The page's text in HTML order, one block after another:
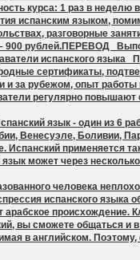
курса: 1 раз в неделю
испанским языком,
разговорные
900 рублей.ПЕРЕВОД
испанского
сертификаты,
и за рубежом, опыт
регулярно повышают
язык - один из 6
Венесуэле, Боливии,
Испанский применяется
может через
человека
испанского языка
происхождение.
вы сможете общаться и
в английском.